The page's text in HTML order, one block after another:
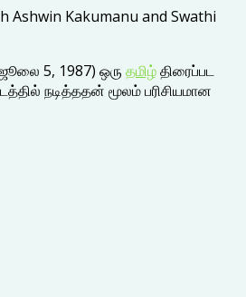
Ashwin Kakumanu and Swathi
ஜூலை 5, 1987) ஒரு தமிழ்திரைப்பட
நடித்ததன் மூலம் பரிசியமான